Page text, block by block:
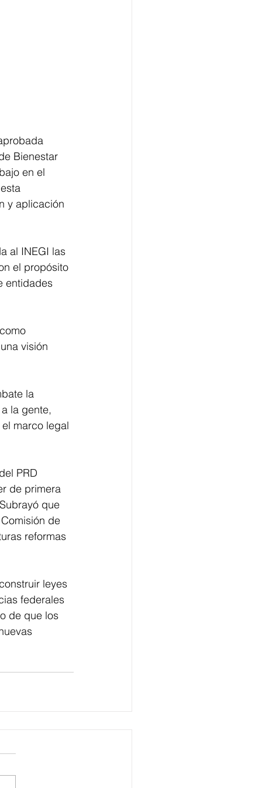
Bienestar
en el
y aplicación
al INEGI las
el propósito
entidades
visión
la
la gente,
marco legal
PRD
de primera
que
de
reformas
leyes
federales
de que los